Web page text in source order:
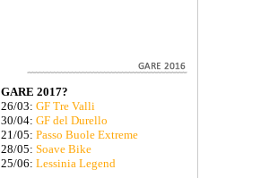
GARE 2017?
26/03: GF Tre Valli
30/04: GF del Durello
21/05: Passo Buole Extreme
28/05: Soave Bike
25/06: Lessinia Legend